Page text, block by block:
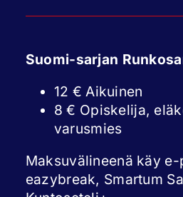
Suomi-sarjan
12 € Aikuinen
8 € Opiskelija,
varusmies
Maksuvälineenä käy
eazybreak, Smartum